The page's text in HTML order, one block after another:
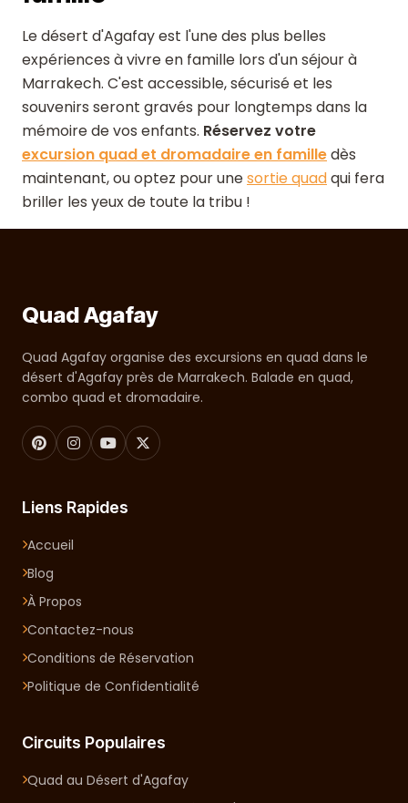
Le désert d'Agafay est l'une des plus belles
expériences à vivre en famille lors d'un séjour à
Marrakech. C'est accessible, sécurisé et les
souvenirs seront gravés pour longtemps dans la
mémoire de vos enfants. Réservez votre
excursion quad et dromadaire en familledès
maintenant, ou optez pour unesortie quadqui fera
briller les yeux de toute la tribu !
Quad Agafay
Quad Agafay organise des excursions en quad dans le
désert d'Agafay près de Marrakech. Balade en quad,
combo quad et dromadaire.
Liens Rapides
Accueil
Blog
À Propos
Contactez-nous
Conditions de Réservation
Politique de Confidentialité
Circuits Populaires
Quad au Désert d'Agafay